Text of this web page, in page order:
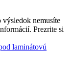
výsledok nemusíte
Prezrite si
laminátovú